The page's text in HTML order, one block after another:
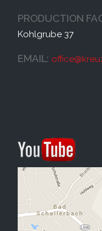
PRODUCTION
Kohlgrube 37
EMAIL: office@